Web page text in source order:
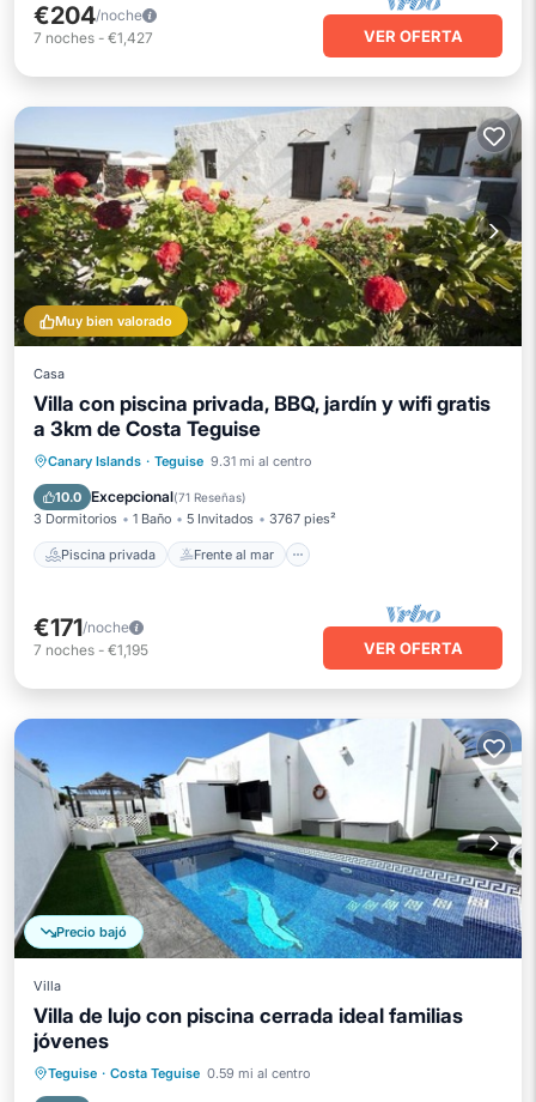
€204/noche
7 noches - €1,427 VER OFERTA
Muy bien valorado
Casa
Villa con piscina privada, BBQ, jardín y wifi gratis
a 3km de Costa Teguise
Canary Islands · Teguise 9.31 mi al centro
10.0 Excepcional(71 Reseñas)
3 Dormitorios 1 Baño 5 Invitados 3767 pies²
Piscina privada Frente al mar
Piscina privada
Frente al mar
Aparcamiento
€171/noche
7 noches - €1,195 VER OFERTA
Precio bajó
Villa
Villa de lujo con piscina cerrada ideal familias
jóvenes
Teguise · Costa Teguise 0.59 mi al centro
Piscina privada
Frente al mar